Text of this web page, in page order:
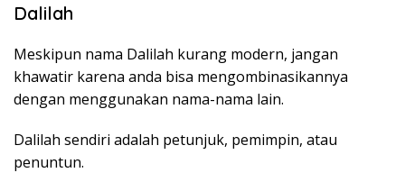
Dalilah
Meskipun nama Dalilah kurang modern, jangan
khawatir karena anda bisa mengombinasikannya
dengan menggunakan nama-nama lain.
Dalilah sendiri adalah petunjuk, pemimpin, atau
penuntun.